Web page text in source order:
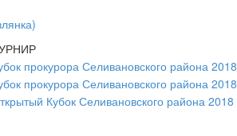
прокурора Селивановского района 2018
прокурора Селивановского района 2018
Кубок Селивановского района 2018